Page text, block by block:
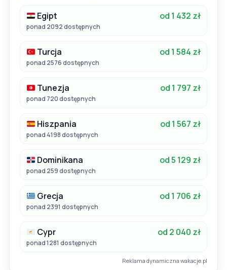
Egipt od 1 432 zł
ponad 2092 dostępnych
Turcja od 1 584 zł
ponad 2576 dostępnych
Tunezja od 1 797 zł
ponad 720 dostępnych
Hiszpania od 1 567 zł
ponad 4198 dostępnych
Dominikana od 5 129 zł
ponad 259 dostępnych
Grecja od 1 706 zł
ponad 2391 dostępnych
Cypr od 2 040 zł
ponad 1281 dostępnych
Reklama dynamiczna wakacje.pl